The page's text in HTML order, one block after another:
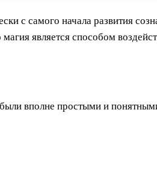
с самого начала развития
является способом
вполне простыми и